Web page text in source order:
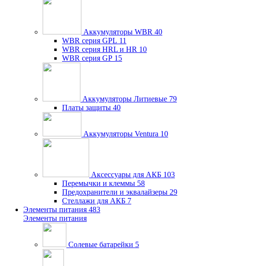
Аккумуляторы WBR 40
WBR серия GPL 11
WBR серия HRL и HR 10
WBR серия GP 15
Аккумуляторы Литиевые 79
Платы защиты 40
Аккумуляторы Ventura 10
Аксессуары для АКБ 103
Перемычки и клеммы 58
Предохранители и эквалайзеры 29
Стеллажи для АКБ 7
Элементы питания 483
Элементы питания
Солевые батарейки 5